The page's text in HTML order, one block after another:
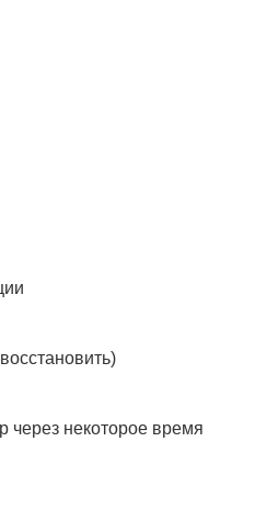
через некоторое время